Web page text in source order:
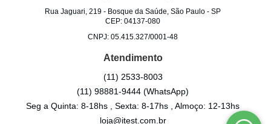
Rua Jaguari, 219 - Bosque da Saúde, São Paulo -SP
CEP: 04137-080
CNPJ: 05.415.327/0001-48
Atendimento
(11) 2533-8003
(11) 98881-9444(WhatsApp)
Seg a Quinta: 8-18hs , Sexta: 8-17hs , Almoço: 12-13hs
loja@itest.com.br